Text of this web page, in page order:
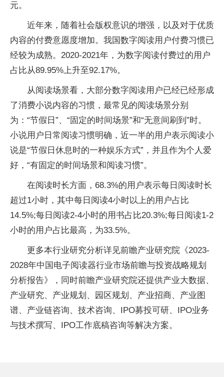
元。
近年来，随着社会版权意识的增强，以及对于优质
内容的付费意愿度增加。我国数字阅读用户付费习惯已
经较为成熟。2020-2021年，为数字阅读付费过的用户
占比从89.95%上升至92.17%。
从阅读场景看，大部分数字阅读用户已经已经形成
了消费小说内容的习惯，最常见的阅读场景分别
为：“节假日”、“固定的时间场景”和“无意间刷到”时。
小说用户日常阅读习惯明确，近一半的用户表示阅读小
说是“节假日休息时的一种娱乐方式”，并且作为个人爱
好，“有固定的时间场景和阅读习惯”。
在阅读时长方面，68.3%的用户表示每日阅读时长
超过1小时，其中每日阅读4小时以上的用户占比
14.5%;每日阅读2-4小时的用书占比20.3%;每日阅读1-2
小时的用户占比最高，为33.5%。
更多本行业研究分析详见前瞻产业研究院《2023-
2028年中国电子阅读器行业市场前瞻与投资战略规划
分析报告》，同时前瞻产业研究院还提供产业大数据、
产业研究、产业规划、园区规划、产业招商、产业图
谱、产业链咨询、技术咨询、IPO募投可研、IPO业务
与技术撰写、IPO工作底稿咨询等解决方案。